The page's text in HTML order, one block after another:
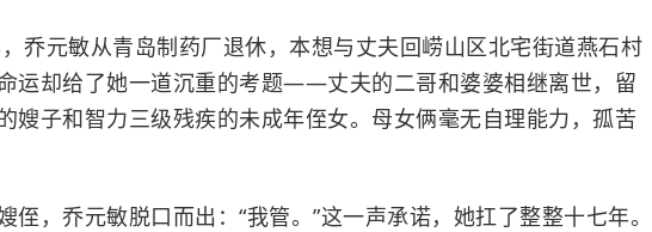
乔元敏从青岛制药厂退休，本想与丈夫回崂山区北宅街道燕石村
运却给了她一道沉重的考题——丈夫的二哥和婆婆相继离世，留
嫂子和智力三级残疾的未成年侄女。母女俩毫无自理能力，孤苦
侄，乔元敏脱口而出：“我管。”这一声承诺，她扛了整整十七年。